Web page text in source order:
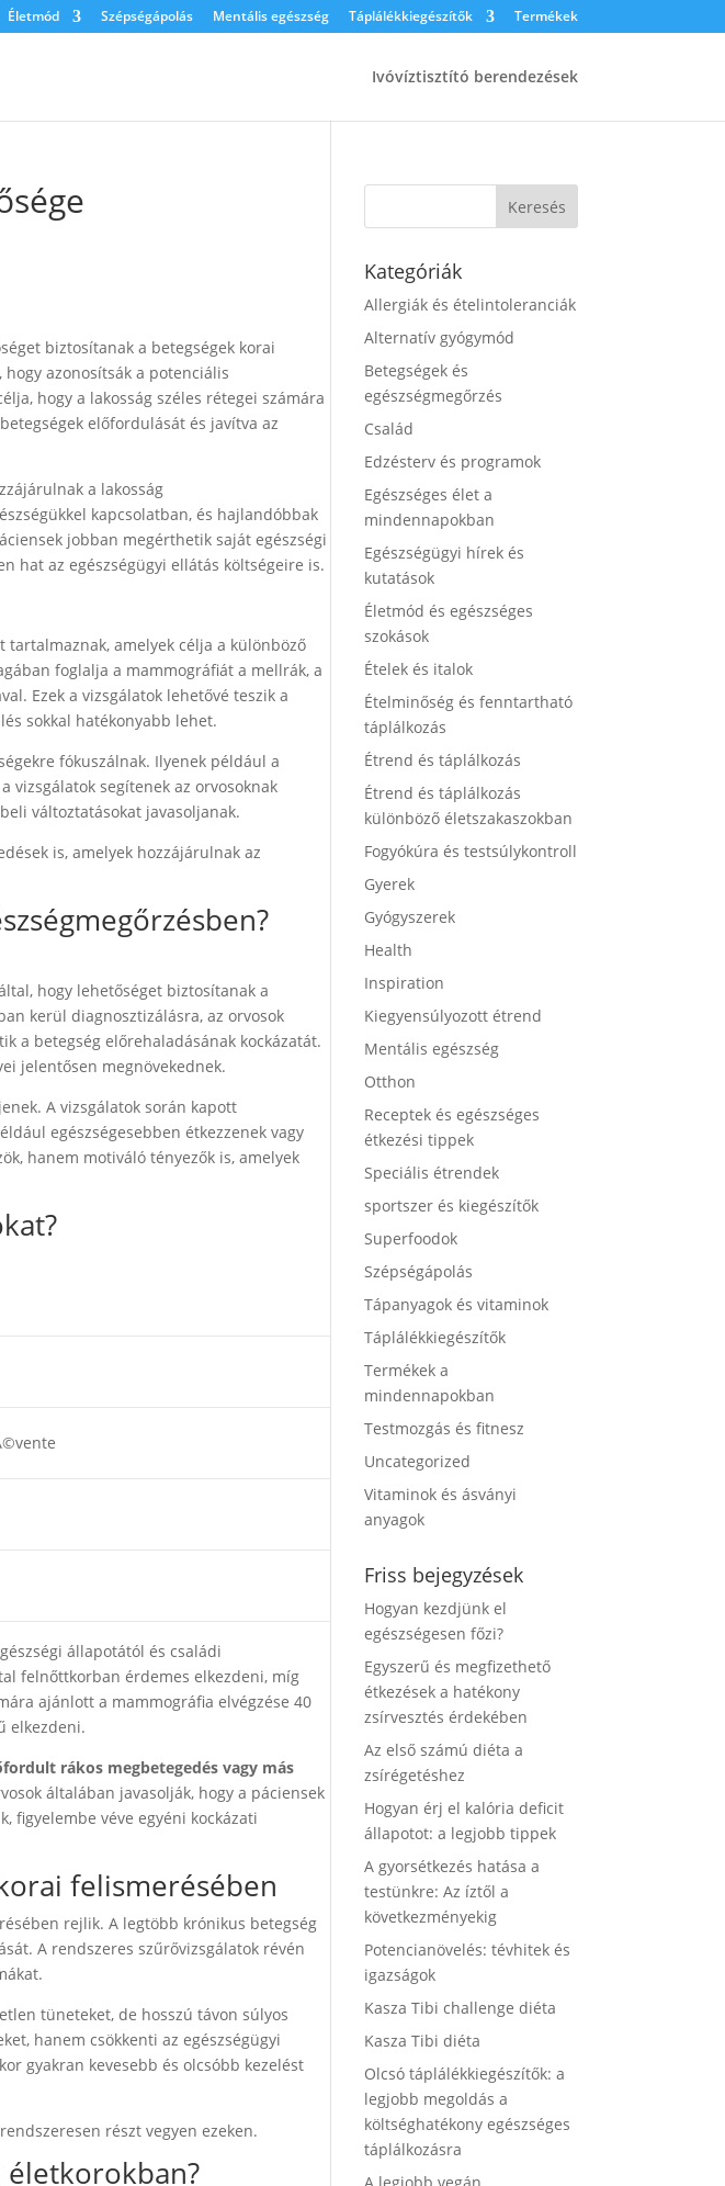
Életmód Szépségápolás Mentális egészség Táplálékkiegészítők Termékek
Ivóvíztisztító berendezések
biztosítanak a betegségek korai
azonosítsák a potenciális
hogy a lakosság széles rétegei számára
előfordulását és javítva az
a lakosság
kapcsolatban, és hajlandóbbak
jobban megérthetik saját egészségi
hat az egészségügyi ellátás költségeire is.
amelyek célja a különböző
foglalja a mammográfiát a mellrák, a
Ezek a vizsgálatok lehetővé teszik a
sokkal hatékonyabb lehet.
fókuszálnak. Ilyenek például a
vizsgálatok segítenek az orvosoknak
változtatásokat javasoljanak.
is, amelyek hozzájárulnak az
hogy lehetőséget biztosítanak a
kerül diagnosztizálásra, az orvosok
a betegség előrehaladásának kockázatát.
jelentősen megnövekednek.
A vizsgálatok során kapott
egészségesebben étkezzenek vagy
hanem motiváló tényezők is, amelyek
állapotától és családi
felnőttkorban érdemes elkezdeni, míg
ajánlott a mammográfia elvégzése 40
elkezdeni.
rákos megbetegedés vagy más
általában javasolják, hogy a páciensek
figyelembe véve egyéni kockázati
felismerésében
rejlik. A legtöbb krónikus betegség
A rendszeres szűrővizsgálatok révén
tüneteket, de hosszú távon súlyos
hanem csökkenti az egészségügyi
gyakran kevesebb és olcsóbb kezelést
részt vegyen ezeken.
Kategóriák
Allergiák és ételintoleranciák
Alternatív gyógymód
Betegségek és
egészségmegőrzés
Család
Edzésterv és programok
Egészséges élet a
mindennapokban
Egészségügyi hírek és
kutatások
Életmód és egészséges
szokások
Ételek és italok
Ételminőség és fenntartható
táplálkozás
Étrend és táplálkozás
Étrend és táplálkozás
különböző életszakaszokban
Fogyókúra és testsúlykontroll
Gyerek
Gyógyszerek
Health
Inspiration
Kiegyensúlyozott étrend
Mentális egészség
Otthon
Receptek és egészséges
étkezési tippek
Speciális étrendek
sportszer és kiegészítők
Superfoodok
Szépségápolás
Tápanyagok és vitaminok
Táplálékkiegészítők
Termékek a
mindennapokban
Testmozgás és fitnesz
Uncategorized
Vitaminok és ásványi
anyagok
Friss bejegyzések
Hogyan kezdjünk el
egészségesen főzi?
Egyszerű és megfizethető
étkezések a hatékony
zsírvesztés érdekében
Az első számú diéta a
zsírégetéshez
Hogyan érj el kalória deficit
állapotot: a legjobb tippek
A gyorsétkezés hatása a
testünkre: Az íztől a
következményekig
Potencianövelés: tévhitek és
igazságok
Kasza Tibi challenge diéta
Kasza Tibi diéta
Olcsó táplálékkiegészítők: a
legjobb megoldás a
költséghatékony egészséges
táplálkozásra